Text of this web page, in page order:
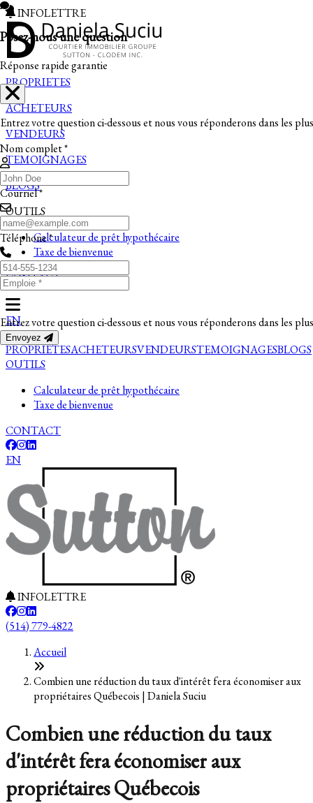
INFOLETTRE
PROPRIETES
ACHETEURS
VENDEURS
TEMOIGNAGES
BLOGS
OUTILS
Calculateur de prêt hypothécaire
Taxe de bienvenue
CONTACT
EN
PROPRIETESACHETEURSVENDEURSTEMOIGNAGESBLOGS
OUTILS
Calculateur de prêt hypothécaire
Taxe de bienvenue
CONTACT
EN
INFOLETTRE
(514) 779-4822
Accueil
Combien une réduction du taux d'intérêt fera économiser aux
propriétaires Québecois | Daniela Suciu
Combien une réduction du taux
d'intérêt fera économiser aux
propriétaires Québecois
Posez-nous une question
Réponse rapide garantie
Entrez votre question ci-dessous et nous vous réponderons dans les
Nom complet *
Courriel *
Téléphone *
Entrez votre question ci-dessous et nous vous réponderons dans les
Envoyez